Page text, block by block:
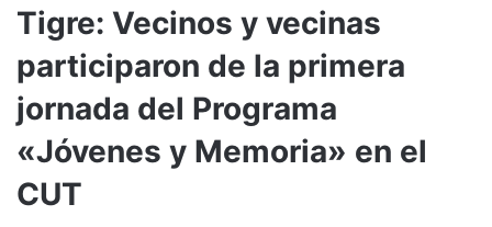
Tigre: Vecinos y vecinas
participaron de la primera
jornada del Programa
«Jóvenes y Memoria» en el
CUT